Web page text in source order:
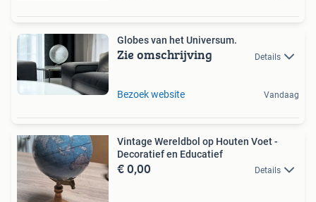
Globes van het Universum.
Zie omschrijving Details
Bezoek website Vandaag
Vintage Wereldbol op Houten Voet -
Decoratief en Educatief
€ 0,00 Details